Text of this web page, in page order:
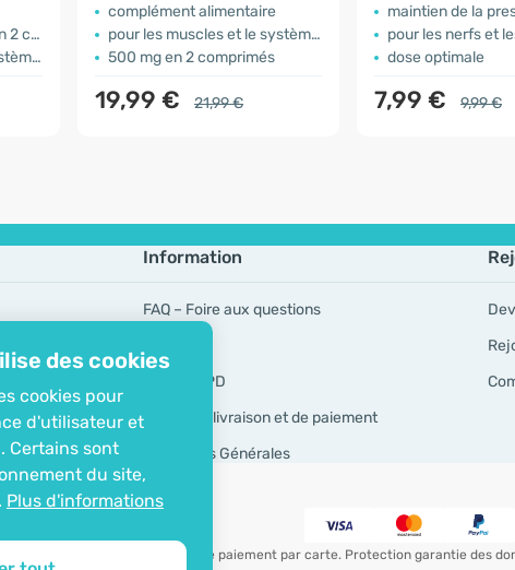
des cookies
cookies pour
d'utilisateur et
Certains sont
du site,
Plus d'informations
complément alimentaire
pour les muscles et le système nerveux
500 mg en 2 comprimés
19,99 € 21,99 €
maintien de la
pour les nerfs et
dose optimale
7,99 € 9,99 €
Information
FAQ – Foire aux questions
Outils RGPD
Modes de livraison et de paiement
Conditions Générales
Possibilité de paiement par carte. Protection garantie des